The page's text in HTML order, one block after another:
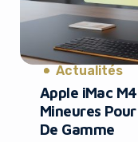
Actualités
Apple iMac
Mineures
De Gamme
It
using